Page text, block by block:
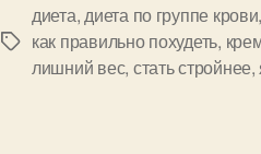
Позначки
диета,диета по группе крови,
как правильно похудеть,
лишний вес, стать стройнее,